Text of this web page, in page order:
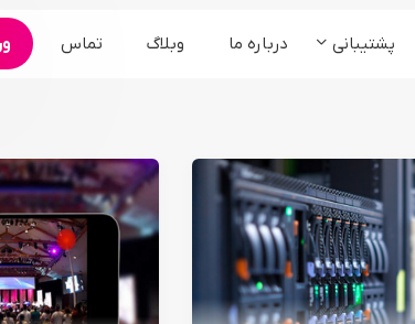
برنامه های تبلیغاتی
سامانه وبینار آنلاین رویدادها
سرویس ادوبی کانکت
سرویس bigbluebutton
پخش زنده °360
پشتیبانی درباره ما وبلاگ تماس